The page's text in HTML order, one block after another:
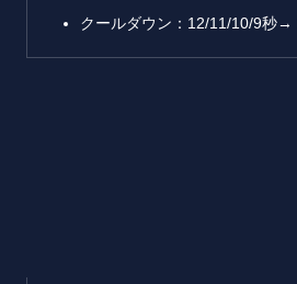
クールダウン：12/11/10/9秒→